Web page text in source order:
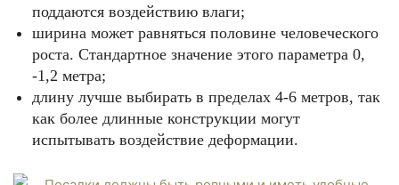
поддаются воздействию влаги;
ширина может равняться половине человеческого
роста. Стандартное значение этого параметра 0,
-1,2 метра;
длину лучше выбирать в пределах 4-6 метров, так
как более длинные конструкции могут
испытывать воздействие деформации.